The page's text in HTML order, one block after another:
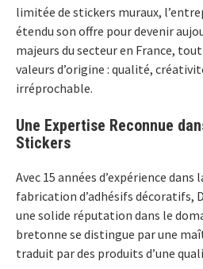
limitée de stickers muraux,
étendu son offre pour devenir
majeurs du secteur en France,
valeurs d’origine : qualité,
irréprochable.
Une Expertise Reconnue
Stickers
Avec 15 années d’expérience
fabrication d’adhésifs décoratifs,
une solide réputation dans le
bretonne se distingue par une
traduit par des produits d’une